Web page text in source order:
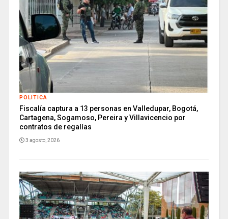
POLITICA
Fiscalía captura a 13 personas en Valledupar, Bogotá,
Cartagena, Sogamoso, Pereira y Villavicencio por
contratos de regalías
3 agosto, 2026